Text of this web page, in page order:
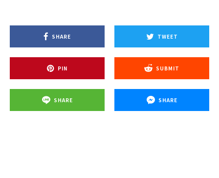
SHARE TWEET
PIN SUBMIT
SHARE SHARE